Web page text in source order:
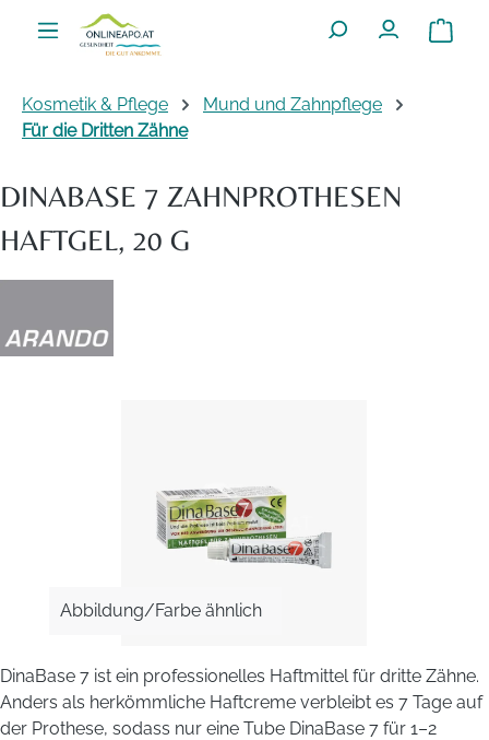
Zum Hauptinhalt springen
Kosmetik & Pflege
Mund und Zahnpflege
Für die Dritten Zähne
DINABASE 7 ZAHNPROTHESEN
HAFTGEL, 20 G
Abbildung/Farbe ähnlich
DinaBase 7 ist ein professionelles Haftmittel für dritte Zähne.
Anders als herkömmliche Haftcreme verbleibt es 7 Tage auf
der Prothese, sodass nur eine Tube DinaBase 7 für 1–2